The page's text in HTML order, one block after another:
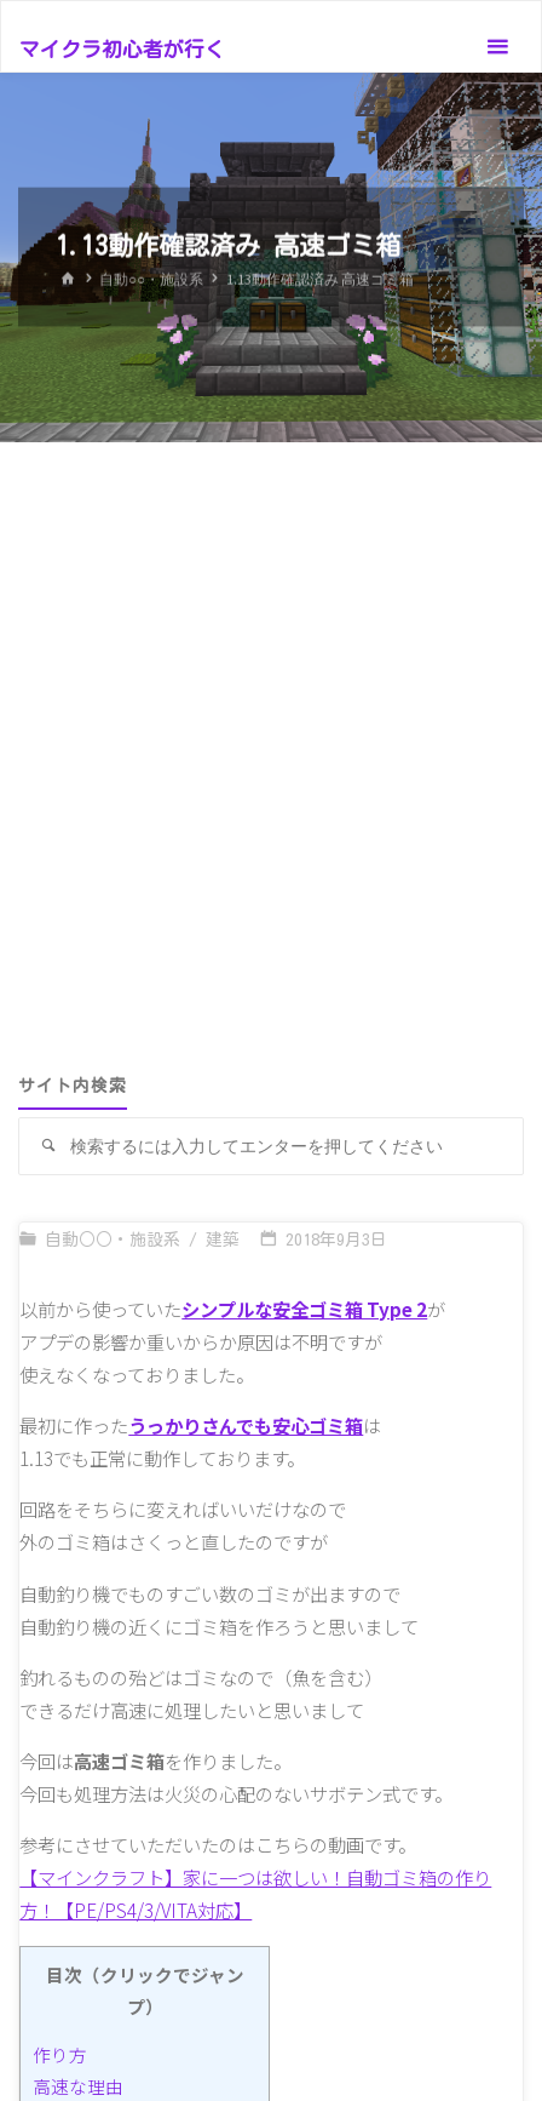
テ
ッ
プ
マイクラ初心者が行く
1.13動作確認済み 高速ゴミ箱
ホ
ム
自動○○・施設系 1.13動作確認済み 高速ゴミ箱
サイト内検索
検
自動○○・施設系 / 建築 2018年9月3日
以前から使っていたシンプルな安全ゴミ箱 Type 2が
アプデの影響か重いからか原因は不明ですが
使えなくなっておりました。
最初に作ったうっかりさんでも安心ゴミ箱は
1.13でも正常に動作しております。
回路をそちらに変えればいいだけなので
外のゴミ箱はさくっと直したのですが
自動釣り機でものすごい数のゴミが出ますので
自動釣り機の近くにゴミ箱を作ろうと思いまして
釣れるものの殆どはゴミなので（魚を含む）
できるだけ高速に処理したいと思いまして
今回は高速ゴミ箱を作りました。
今回も処理方法は火災の心配のないサボテン式です。
参考にさせていただいたのはこちらの動画です。
【マインクラフト】家に一つは欲しい！自動ゴミ箱の作り
方！【PE/PS4/3/VITA対応】
目次（クリックでジャン
プ）
作り方
高速な理由